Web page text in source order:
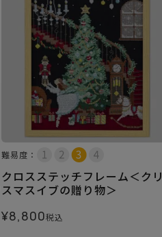
難易度：
クロスステッチフレーム＜クリ
スマスイブの贈り物＞
¥8,800税込